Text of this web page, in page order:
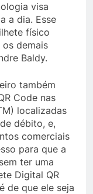
visa
a dia. Esse
físico
demais
Baldy.
também
Code nas
localizadas
débito, e,
comerciais
para que a
ter uma
Digital QR
de que ele seja